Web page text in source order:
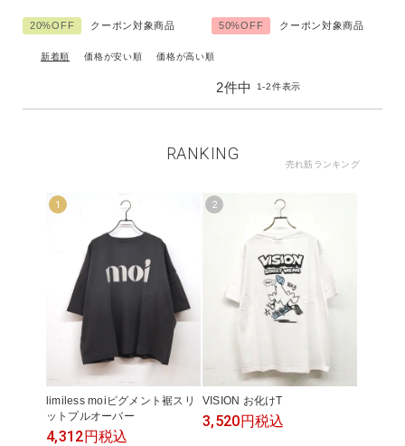
価格
20%OFF クーポン対象商品 50%OFF クーポン対象商品
新着順 価格が安い順 価格が高い順
2件中 1-2件表示
RANKING
売れ筋ランキング
1
limiless moiピグメント裾スリ
ットプルオーバー
4,312円税込
2
VISION お化けT
3,520円税込